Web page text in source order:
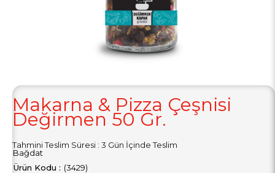
Makarna & Pizza Çeşnisi
Değirmen 50 Gr.
Tahmini Teslim Süresi : 3 Gün İçinde Teslim
Bağdat
(3429)